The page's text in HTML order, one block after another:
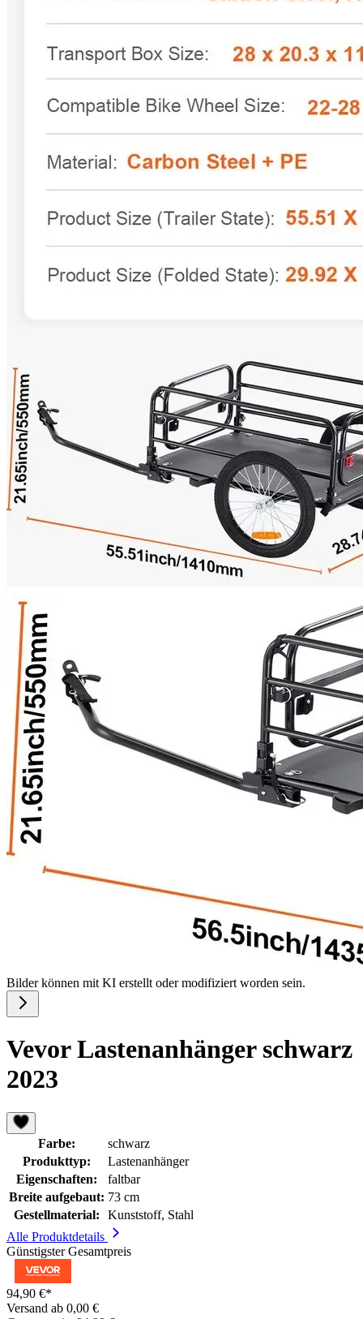
Bilder können mit KI erstellt oder modifiziert worden sein.
Vevor Lastenanhänger schwarz
2023
Farbe:
schwarz
Produkttyp:
Lastenanhänger
Eigenschaften:
faltbar
Breite aufgebaut: 73 cm
Gestellmaterial:
Kunststoff, Stahl
Alle Produktdetails
Günstigster Gesamtpreis
94,90 €*
Versand ab 0,00 €